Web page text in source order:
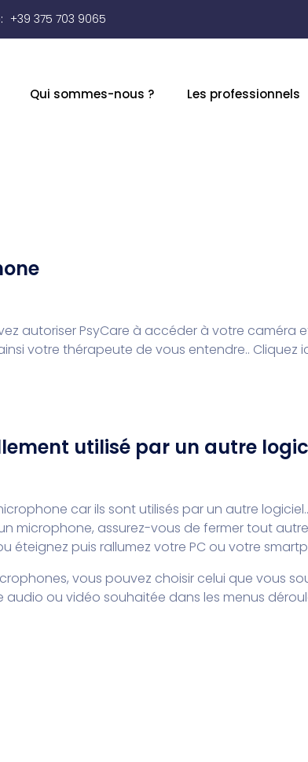
+39 375 703 9065
Qui sommes-nous ? Les professionnels
autoriser PsyCare à accéder à votre caméra
votre thérapeute de vous entendre.. Cliquez
utilisé par un autre
car ils sont utilisés par un autre logiciel..
microphone, assurez-vous de fermer tout
éteignez puis rallumez votre PC ou votre
vous pouvez choisir celui que vous
audio ou vidéo souhaitée dans les menus